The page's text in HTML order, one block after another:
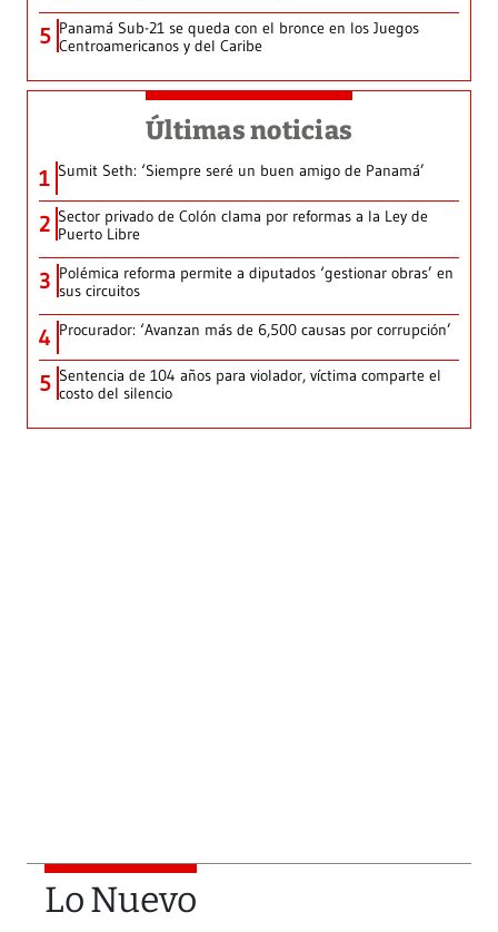
5 Panamá Sub-21 se queda con el bronce en los Juegos
Centroamericanos y del Caribe
Últimas noticias
1 Sumit Seth: ‘Siempre seré un buen amigo de Panamá’
2 Sector privado de Colón clama por reformas a la Ley de
Puerto Libre
3 Polémica reforma permite a diputados ‘gestionar obras’ en
sus circuitos
4 Procurador: ‘Avanzan más de 6,500 causas por corrupción’
5 Sentencia de 104 años para violador, víctima comparte el
costo del silencio
Lo Nuevo